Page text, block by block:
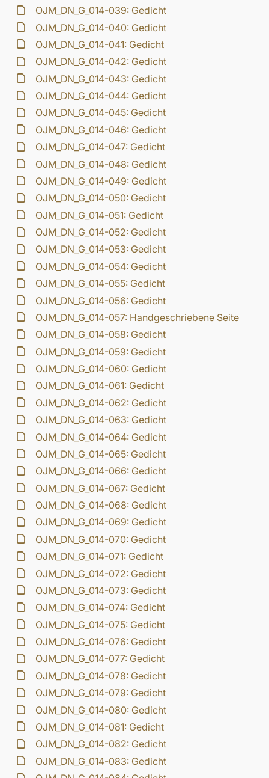
OJM_DN_G_014-039: Gedicht
OJM_DN_G_014-040: Gedicht
OJM_DN_G_014-041: Gedicht
OJM_DN_G_014-042: Gedicht
OJM_DN_G_014-043: Gedicht
OJM_DN_G_014-044: Gedicht
OJM_DN_G_014-045: Gedicht
OJM_DN_G_014-046: Gedicht
OJM_DN_G_014-047: Gedicht
OJM_DN_G_014-048: Gedicht
OJM_DN_G_014-049: Gedicht
OJM_DN_G_014-050: Gedicht
OJM_DN_G_014-051: Gedicht
OJM_DN_G_014-052: Gedicht
OJM_DN_G_014-053: Gedicht
OJM_DN_G_014-054: Gedicht
OJM_DN_G_014-055: Gedicht
OJM_DN_G_014-056: Gedicht
OJM_DN_G_014-057: Handgeschriebene Seite
OJM_DN_G_014-058: Gedicht
OJM_DN_G_014-059: Gedicht
OJM_DN_G_014-060: Gedicht
OJM_DN_G_014-061: Gedicht
OJM_DN_G_014-062: Gedicht
OJM_DN_G_014-063: Gedicht
OJM_DN_G_014-064: Gedicht
OJM_DN_G_014-065: Gedicht
OJM_DN_G_014-066: Gedicht
OJM_DN_G_014-067: Gedicht
OJM_DN_G_014-068: Gedicht
OJM_DN_G_014-069: Gedicht
OJM_DN_G_014-070: Gedicht
OJM_DN_G_014-071: Gedicht
OJM_DN_G_014-072: Gedicht
OJM_DN_G_014-073: Gedicht
OJM_DN_G_014-074: Gedicht
OJM_DN_G_014-075: Gedicht
OJM_DN_G_014-076: Gedicht
OJM_DN_G_014-077: Gedicht
OJM_DN_G_014-078: Gedicht
OJM_DN_G_014-079: Gedicht
OJM_DN_G_014-080: Gedicht
OJM_DN_G_014-081: Gedicht
OJM_DN_G_014-082: Gedicht
OJM_DN_G_014-083: Gedicht